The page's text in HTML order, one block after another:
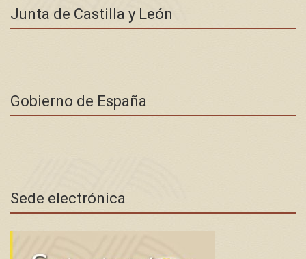
Junta de Castilla y León
Gobierno de España
Sede electrónica